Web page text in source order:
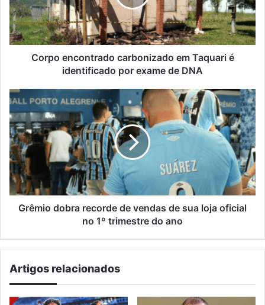
é
identificado
por
exame
Corpo encontrado carbonizado em Taquari é
identificado por exame de DNA
Grêmio
dobra
recorde
de
vendas
de
sua
loja
oficial
Grêmio dobra recorde de vendas de sua loja oficial
no 1º trimestre do ano
Artigos relacionados